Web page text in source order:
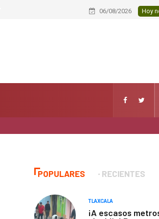
06/08/2026 Hoy
POPULARES RECIENTES
TLAXCALA
¡A escasos